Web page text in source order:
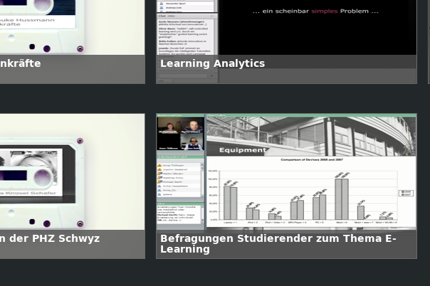
Learning Analytics
der PHZ Schwyz
Befragungen Studierender zum Thema E-
Learning